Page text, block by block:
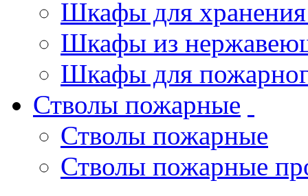
Шкафы для хранения
Шкафы из
Шкафы для
Стволы пожарные
Стволы пожарные
Стволы пожарные